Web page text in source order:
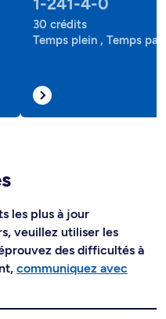
30 crédits
Temps plein , Temps
les plus à jour
veuillez utiliser les
des difficultés à
communiquez avec